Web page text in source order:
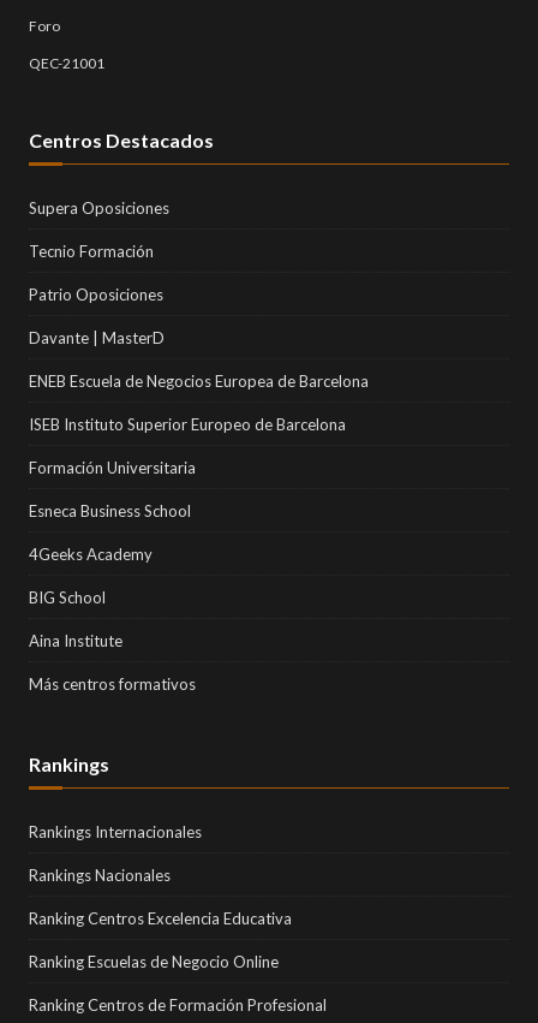
Foro
QEC-21001
Centros Destacados
Supera Oposiciones
Tecnio Formación
Patrio Oposiciones
Davante | MasterD
ENEB Escuela de Negocios Europea de Barcelona
ISEB Instituto Superior Europeo de Barcelona
Formación Universitaria
Esneca Business School
4Geeks Academy
BIG School
Aina Institute
Más centros formativos
Rankings
Rankings Internacionales
Rankings Nacionales
Ranking Centros Excelencia Educativa
Ranking Escuelas de Negocio Online
Ranking Centros de Formación Profesional